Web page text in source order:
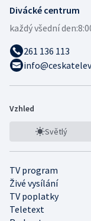
Divácké centrum
každý všední den:
261 136 113
Vzhled
Světlý
TV program
Živé vysílání
TV poplatky
Teletext